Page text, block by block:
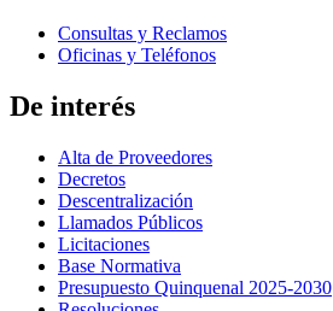
Consultas y Reclamos
Oficinas y Teléfonos
De interés
Alta de Proveedores
Decretos
Descentralización
Llamados Públicos
Licitaciones
Base Normativa
Presupuesto Quinquenal 2025-2030